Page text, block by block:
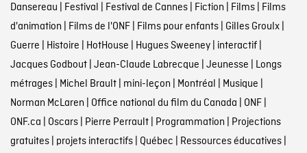
Dansereau | Festival | Festival de Cannes| Fiction | Films| Films
d'animation | Films de l'ONF| Films pour enfants| Gilles Groulx|
Guerre | Histoire | HotHouse | Hugues Sweeney| interactif|
Jacques Godbout| Jean-Claude Labrecque | Jeunesse | Longs
métrages| Michel Brault| mini-leçon | Montréal | Musique |
Norman McLaren | Office national du film du Canada | ONF|
ONF.ca | Oscars| Pierre Perrault| Programmation | Projections
gratuites| projets interactifs| Québec | Ressources éducatives|